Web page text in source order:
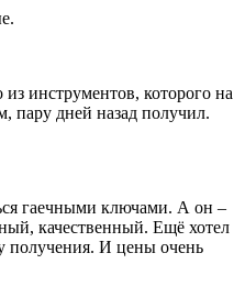
инструментов, которого на
пару дней назад получил.
гаечными ключами. А он –
качественный. Ещё хотел
получения. И цены очень